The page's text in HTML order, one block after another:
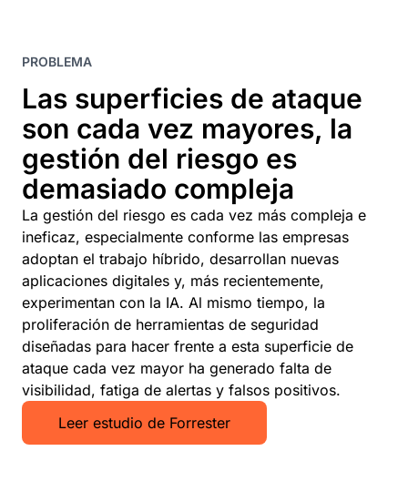
PROBLEMA
Las superficies de ataque
son cada vez mayores, la
gestión del riesgo es
demasiado compleja
La gestión del riesgo es cada vez más compleja e
ineficaz, especialmente conforme las empresas
adoptan el trabajo híbrido, desarrollan nuevas
aplicaciones digitales y, más recientemente,
experimentan con la IA. Al mismo tiempo, la
proliferación de herramientas de seguridad
diseñadas para hacer frente a esta superficie de
ataque cada vez mayor ha generado falta de
visibilidad, fatiga de alertas y falsos positivos.
Leer estudio de Forrester